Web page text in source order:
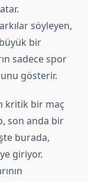
söyleyen,
bir
sadece spor
gösterir.
kritik bir maç
son anda bir
burada,
giriyor.